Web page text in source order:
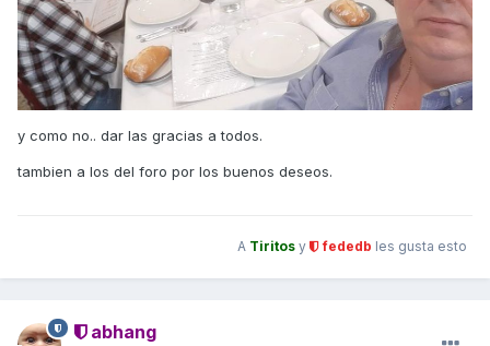
y como no.. dar las gracias a todos.
tambien a los del foro por los buenos deseos.
A Tiritos y fededb les gusta esto
abhang